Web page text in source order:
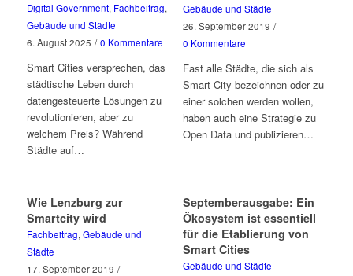
Digital Government, Fachbeitrag,
Gebäude und Städte
6. August 2025 / 0 Kommentare
Smart Cities versprechen, das
städtische Leben durch
datengesteuerte Lösungen zu
revolutionieren, aber zu
welchem Preis? Während
Städte auf…
Gebäude und Städte
26. September 2019 /
0 Kommentare
Fast alle Städte, die sich als
Smart City bezeichnen oder zu
einer solchen werden wollen,
haben auch eine Strategie zu
Open Data und publizieren…
Wie Lenzburg zur
Smartcity wird
Fachbeitrag, Gebäude und
Städte
17. September 2019 /
Septemberausgabe: Ein
Ökosystem ist essentiell
für die Etablierung von
Smart Cities
Gebäude und Städte